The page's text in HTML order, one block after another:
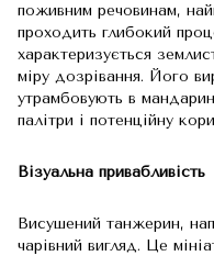
поживним речовинам,
проходить глибокий
характеризується
міру дозрівання. Його
утрамбовують в
палітри і потенційну
Візуальна привабливість
Висушений танжерин,
чарівний вигляд. Це